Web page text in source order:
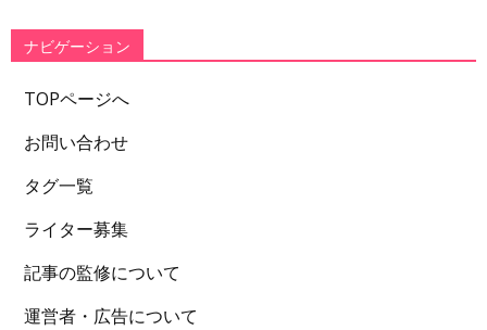
ー
ナビゲーション
TOPページへ
お問い合わせ
タグ一覧
ライター募集
記事の監修について
運営者・広告について